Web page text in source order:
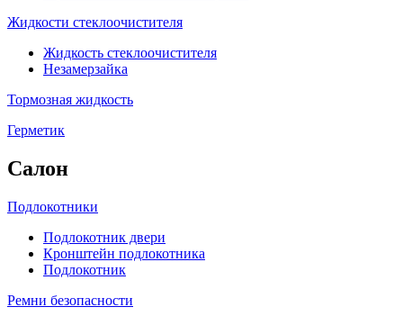
Жидкости стеклоочистителя
Жидкость стеклоочистителя
Незамерзайка
Тормозная жидкость
Герметик
Салон
Подлокотники
Подлокотник двери
Кронштейн подлокотника
Подлокотник
Ремни безопасности